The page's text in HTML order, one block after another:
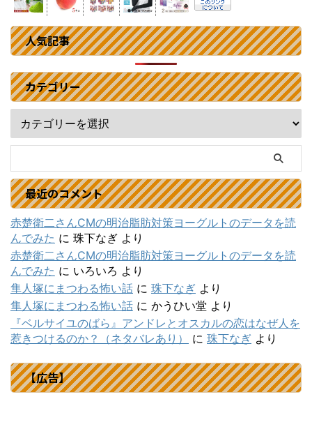
人気記事
カテゴリー
最近のコメント
赤楚衛二さんCMの明治脂肪対策ヨーグルトのデータを読
んでみた に 珠下なぎ より
赤楚衛二さんCMの明治脂肪対策ヨーグルトのデータを読
んでみた に いろいろ より
隼人塚にまつわる怖い話 に 珠下なぎ より
隼人塚にまつわる怖い話 に かうひい堂 より
『ベルサイユのばら』アンドレとオスカルの恋はなぜ人を
惹きつけるのか？（ネタバレあり）
に 珠下なぎ より
【広告】